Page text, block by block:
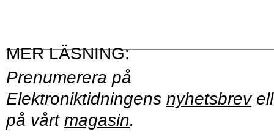
Prenumerera på
Elektroniktidningens nyhetsbrev
på vårt magasin.